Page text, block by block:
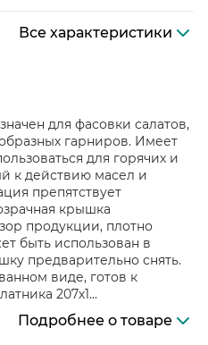
Все характеристики
для фасовки салатов,
гарниров. Имеет
для горячих и
к действию масел и
препятствует
крышка
продукции, плотно
быть использован в
предварительно снять.
виде, готов к
207х1...
Подробнее о товаре